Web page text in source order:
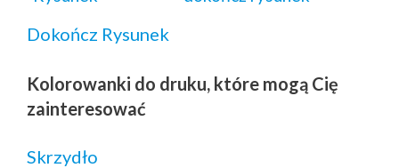
Dokończ Rysunek
Kolorowanki do druku, które mogą Cię
zainteresować
Skrzydło